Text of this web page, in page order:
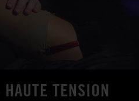
TENSION